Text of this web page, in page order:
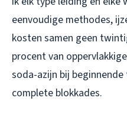
eenvoudige methodes,
kosten samen geen
procent van
soda-azijn bij
complete blokkades.